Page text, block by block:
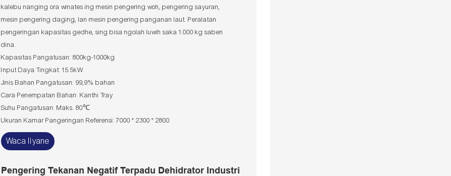
kalebu nanging ora winates ing mesin pengering woh, pengering sayuran,
mesin pengering daging, lan mesin pengering panganan laut. Peralatan
pengeringan kapasitas gedhe, sing bisa ngolah luwih saka 1.000 kg saben
dina.
Kapasitas Pangatusan: 800kg-1000kg
Input Daya Tingkat: 15.5kW
Jinis Bahan Pangatusan: 99,9% bahan
Cara Penempatan Bahan: Kanthi Tray
Suhu Pangatusan: Maks. 80℃
Ukuran Kamar Pangeringan Referensi: 7000 * 2300 * 2800
Waca liyane
Pengering Tekanan Negatif Terpadu Dehidrator Industri